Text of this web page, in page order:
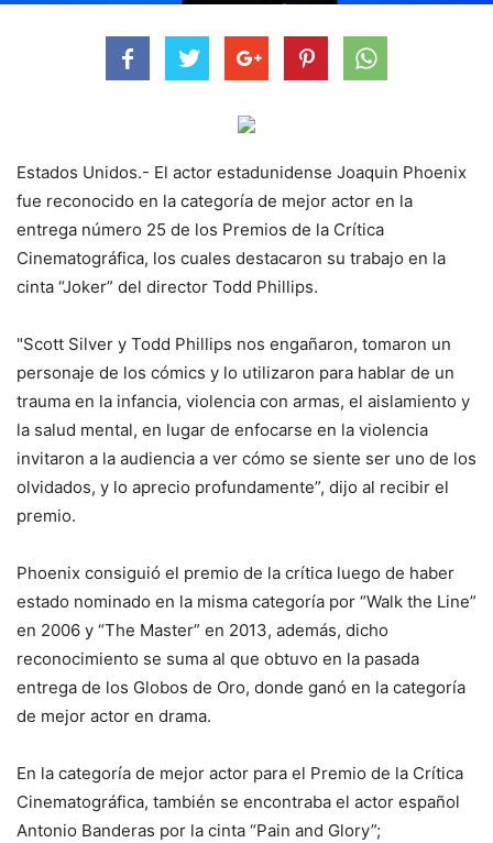
Estados Unidos.- El actor estadunidense Joaquin Phoenix
fue reconocido en la categoría de mejor actor en la
entrega número 25 de los Premios de la Crítica
Cinematográfica, los cuales destacaron su trabajo en la
cinta “Joker” del director Todd Phillips.
"Scott Silver y Todd Phillips nos engañaron, tomaron un
personaje de los cómics y lo utilizaron para hablar de un
trauma en la infancia, violencia con armas, el aislamiento y
la salud mental, en lugar de enfocarse en la violencia
invitaron a la audiencia a ver cómo se siente ser uno de los
olvidados, y lo aprecio profundamente”, dijo al recibir el
premio.
Phoenix consiguió el premio de la crítica luego de haber
estado nominado en la misma categoría por “Walk the Line”
en 2006 y “The Master” en 2013, además, dicho
reconocimiento se suma al que obtuvo en la pasada
entrega de los Globos de Oro, donde ganó en la categoría
de mejor actor en drama.
En la categoría de mejor actor para el Premio de la Crítica
Cinematográfica, también se encontraba el actor español
Antonio Banderas por la cinta “Pain and Glory”;